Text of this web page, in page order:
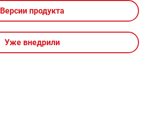
Версии продукта
Уже внедрили